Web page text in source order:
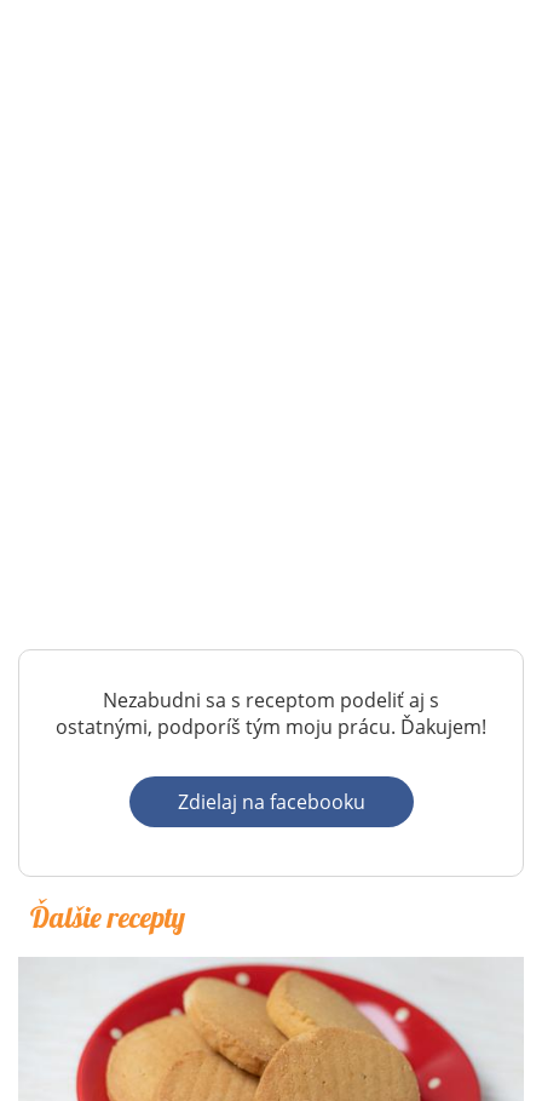
Nezabudni sa s receptom podeliť aj s
ostatnými, podporíš tým moju prácu. Ďakujem!
Zdielaj na facebooku
Ďalšie recepty